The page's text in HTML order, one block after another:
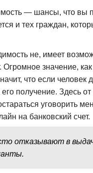
— шансы, что вы
и тех граждан,
не, имеет
Огромное значение,
что если человек
получение. Здесь
уговорить
на банковский счет.
отказывают в